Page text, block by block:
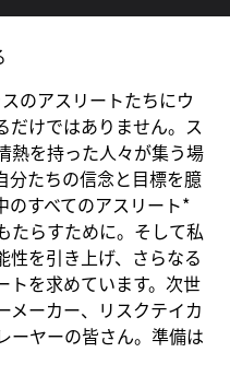
のアスリートたちにウ
だけではありません。ス
熱を持った人々が集う場
分たちの信念と目標を臆
のすべてのアスリート*
たらすために。そして私
性を引き上げ、さらなる
トを求めています。次世
メーカー、リスクテイカ
ーヤーの皆さん。準備は